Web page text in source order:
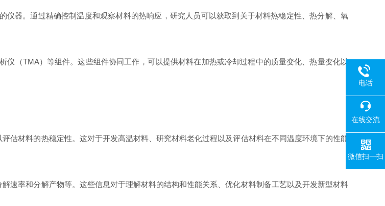
器。通过精确控制温度和观察材料的热响应，研究人员可以获取到关于材料热稳定性、热分解、氧
（TMA）等组件。这些组件协同工作，可以提供材料在加热或冷却过程中的质量变化、热量变化以
估材料的热稳定性。这对于开发高温材料、研究材料老化过程以及评估材料在不同温度环境下的性能
速率和分解产物等。这些信息对于理解材料的结构和性能关系、优化材料制备工艺以及开发新型材料
电话
在线交流
微信扫一扫